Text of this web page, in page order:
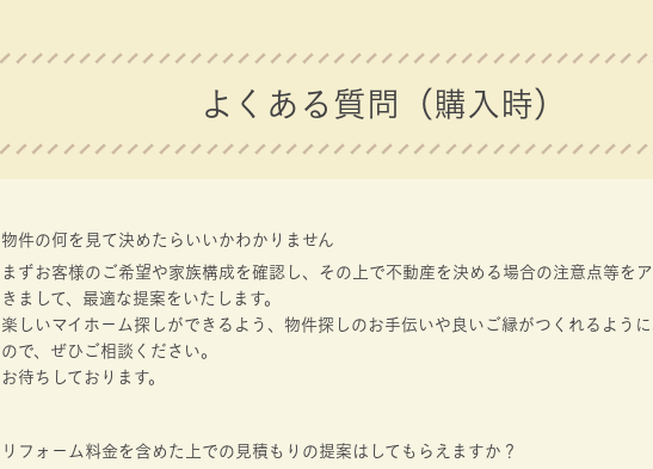
よくある質問（購入時）
物件の何を見て決めたらいいかわかりません
まずお客様のご希望や家族構成を確認し、その上で不動産を決める場合の注意点等を
きまして、最適な提案をいたします。
楽しいマイホ－ム探しができるよう、物件探しのお手伝いや良いご縁がつくれるよう
ので、ぜひご相談ください。
お待ちしております。
リフォ－ム料金を含めた上での見積もりの提案はしてもらえますか？